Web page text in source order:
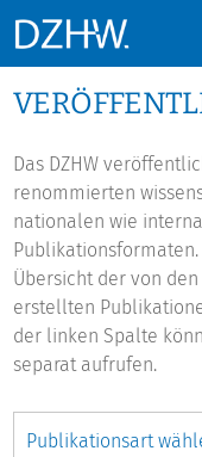
Das DZHW
renommierten
nationalen wie
Übersicht der von
erstellten
der linken Spalte
separat aufrufen.